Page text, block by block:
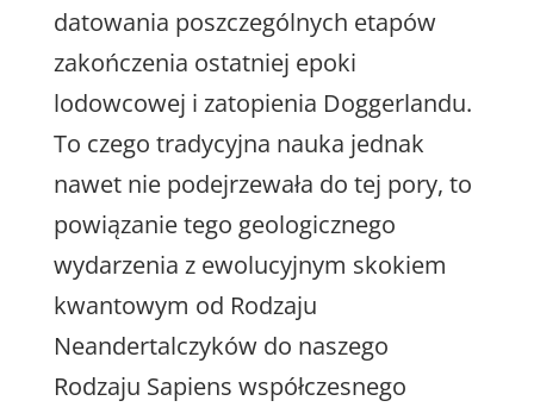
datowania poszczególnych etapów
zakończenia ostatniej epoki
lodowcowej i zatopienia Doggerlandu.
To czego tradycyjna nauka jednak
nawet nie podejrzewała do tej pory, to
powiązanie tego geologicznego
wydarzenia z ewolucyjnym skokiem
kwantowym od Rodzaju
Neandertalczyków do naszego
Rodzaju Sapiens współczesnego